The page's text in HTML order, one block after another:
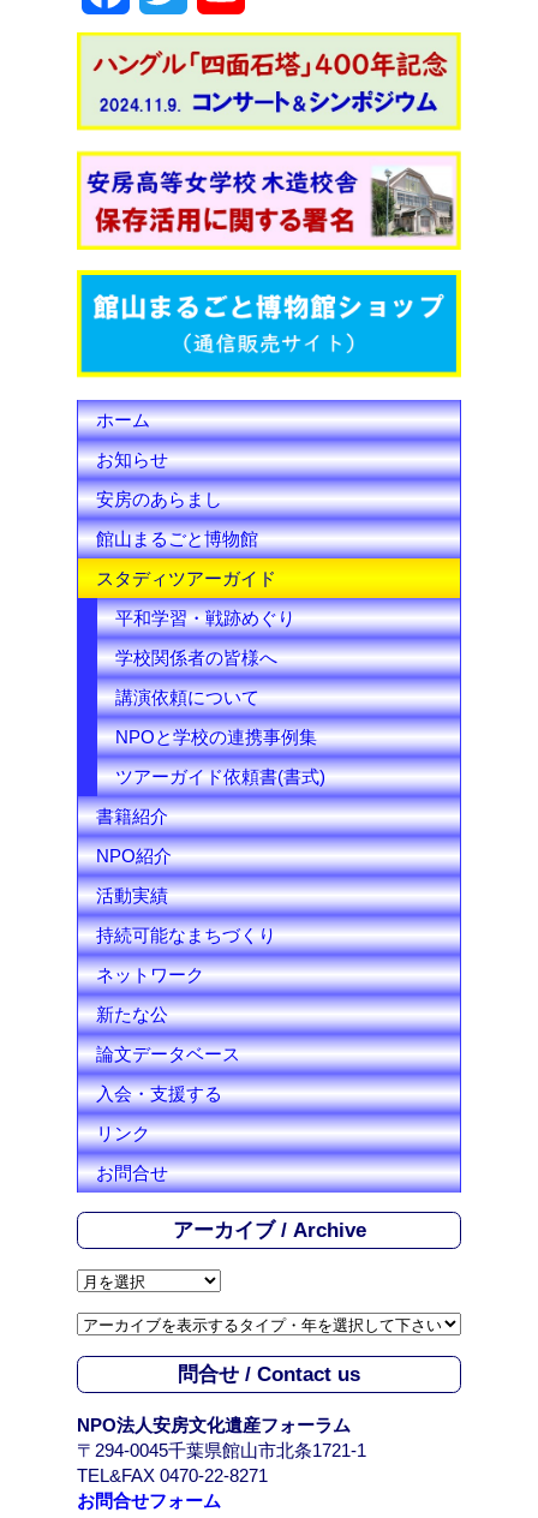
a
e
b
o
o
w
t
t
e
r
o
T
u
b
e
C
h
a
n
n
e
l
ホーム
お知らせ
安房のあらまし
館山まるごと博物館
スタディツアーガイド
平和学習・戦跡めぐり
学校関係者の皆様へ
講演依頼について
NPOと学校の連携事例集
ツアーガイド依頼書(書式)
書籍紹介
NPO紹介
活動実績
持続可能なまちづくり
ネットワーク
新たな公
論文データベース
入会・支援する
リンク
お問合せ
アーカイブ / Archive
ア
カ
イ
ブ
A
r
c
h
問合せ / Contact us
NPO法人安房文化遺産フォーラム
〒294-0045千葉県館山市北条1721-1
TEL&FAX 0470-22-8271
お問合せフォーム